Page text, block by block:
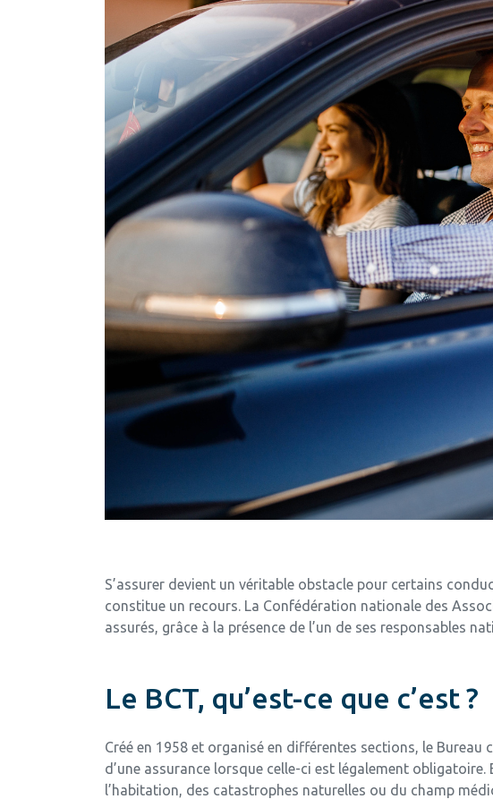
S’assurer devient un véritable obstacle pour certains
constitue un recours. La Confédération nationale des
assurés, grâce à la présence de l’un de ses responsables
Le BCT, qu’est-ce que c’est ?
Créé en 1958 et organisé en différentes sections, le
d’une assurance lorsque celle-ci est légalement
l’habitation, des catastrophes naturelles ou du champ